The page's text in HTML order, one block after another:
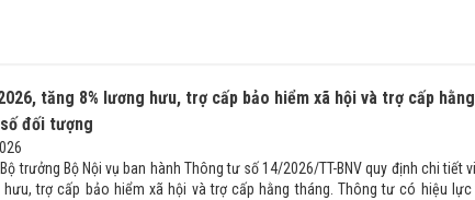
tăng 8% lương hưu, trợ cấp bảo hiểm xã hội và trợ cấp hằng
đối tượng
trưởng Bộ Nội vụ ban hành Thông tư số 14/2026/TT-BNV quy định chi tiết
trợ cấp bảo hiểm xã hội và trợ cấp hằng tháng. Thông tư có hiệu lực